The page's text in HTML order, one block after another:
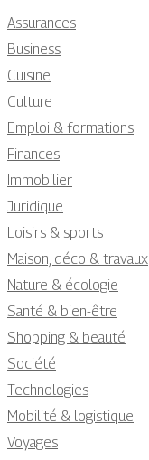
Assurances
Business
Cuisine
Culture
Emploi & formations
Finances
Immobilier
Juridique
Loisirs & sports
Maison, déco & travaux
Nature & écologie
Santé & bien-être
Shopping & beauté
Société
Technologies
Mobilité & logistique
Voyages